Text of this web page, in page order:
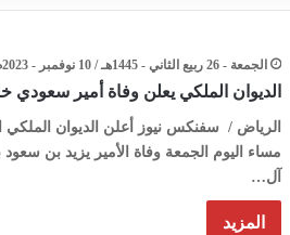
الجمعة - 26 ربيع الثاني - 1445هـ / 10 نوفمبر - 2023م / 4:32 مساءً
الديوان الملكي يعلن وفاة أمير سعودي
الرياض / سفنكس نيوز أعلن الديوان الملكي
مساء اليوم الجمعة وفاة الأمير يزيد بن سعود
آل…
المزيد